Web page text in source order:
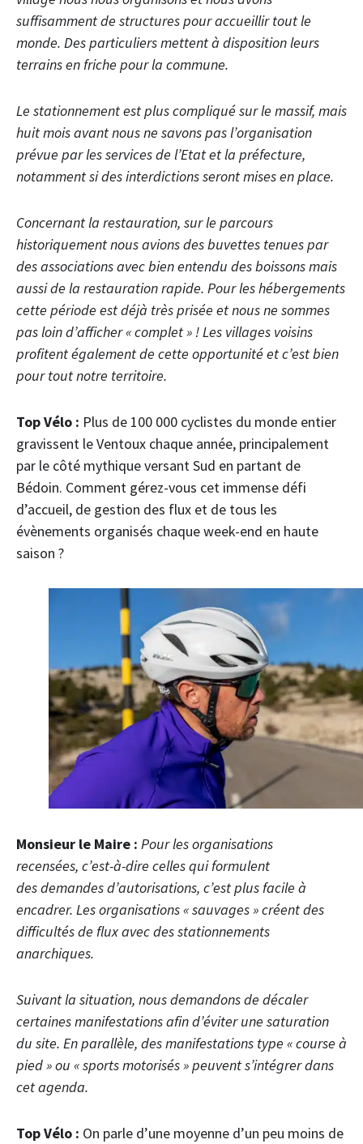
suffisamment de structures pour accueillir tout le
monde. Des particuliers mettent à disposition leurs
terrains en friche pour la commune.
Le stationnement est plus compliqué sur le massif, mais
huit mois avant nous ne savons pas l’organisation
prévue par les services de l’Etat et la préfecture,
notamment si des interdictions seront mises en place.
Concernant la restauration, sur le parcours
historiquement nous avions des buvettes tenues par
des associations avec bien entendu des boissons mais
aussi de la restauration rapide. Pour les hébergements
cette période est déjà très prisée et nous ne sommes
pas loin d’afficher « complet » ! Les villages voisins
profitent également de cette opportunité et c’est bien
pour tout notre territoire.
Top Vélo : Plus de 100 000 cyclistes du monde entier
gravissent le Ventoux chaque année, principalement
par le côté mythique versant Sud en partant de
Bédoin. Comment gérez-vous cet immense défi
d’accueil, de gestion des flux et de tous les
évènements organisés chaque week-end en haute
saison ?
Monsieur le Maire : Pour les organisations
recensées, c’est-à-dire celles qui formulent
des demandes d’autorisations, c’est plus facile à
encadrer. Les organisations « sauvages » créent des
difficultés de flux avec des stationnements
anarchiques.
Suivant la situation, nous demandons de décaler
certaines manifestations afin d’éviter une saturation
du site. En parallèle, des manifestations type « course à
pied » ou « sports motorisés » peuvent s’intégrer dans
cet agenda.
Top Vélo : On parle d’une moyenne d’un peu moins de